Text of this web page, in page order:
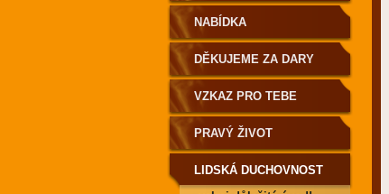
NABÍDKA
DĚKUJEME ZA DARY
VZKAZ PRO TEBE
PRAVÝ ŽIVOT
LIDSKÁ DUCHOVNOST